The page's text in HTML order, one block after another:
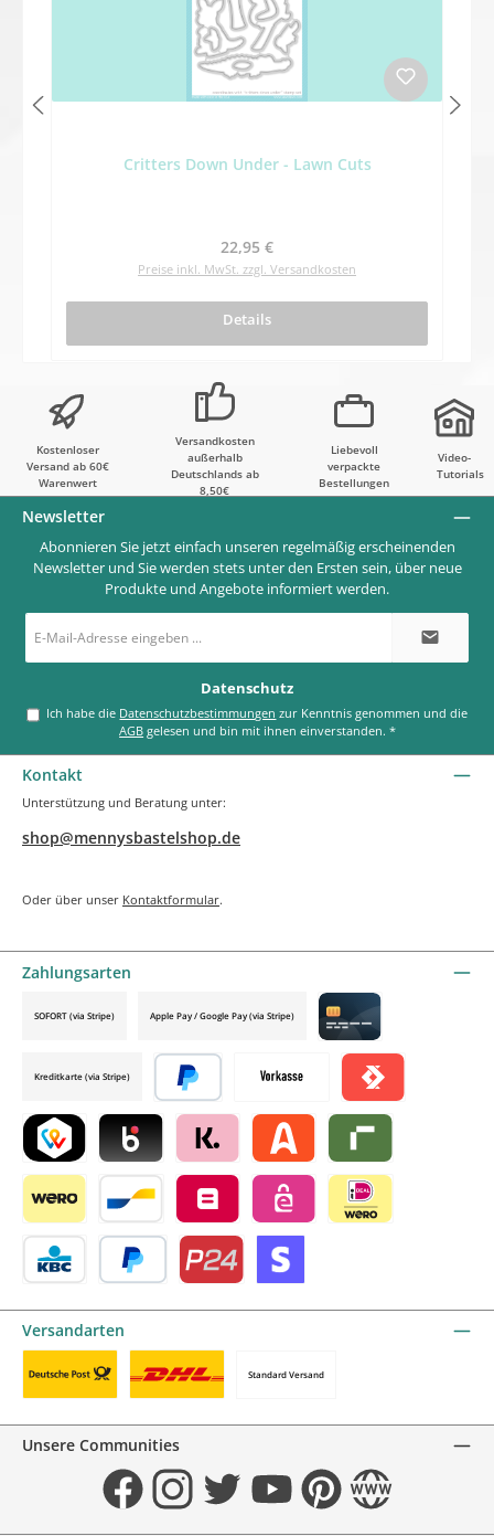
Critters Down Under - Lawn Cuts
Regulärer Preis:
22,95 €
Preise inkl. MwSt. zzgl. Versandkosten
Details
Kostenloser
Versand ab 60€
Warenwert
Versandkosten
außerhalb
Deutschlands ab
8,50€
Liebevoll
verpackte
Bestellungen
Video-
Tutorials
Newsletter
Abonnieren Sie jetzt einfach unseren regelmäßig erscheinenden
Newsletter und Sie werden stets unter den Ersten sein, über neue
Produkte und Angebote informiert werden.
Mail-
*
Datenschutz
Ich habe die Datenschutzbestimmungen
AGB gelesen und bin mit ihnen einverstanden.*
Kontakt
Unterstützung und Beratung unter:
shop@mennysbastelshop.de
Oder über unser Kontaktformular.
Zahlungsarten
Vorkasse Satispay by mollie
TWINT by mollieBlik by mollieKlarna by mollieAlma by mollieRiverty by mollie
Wero Bancontact by mollie
Belfius by mollieeps by mollie
SOFORT (via Stripe) Apple Pay / Google Pay (via Stripe)
Credit card by mollie
Kreditkarte (via Stripe)
Später bezahlen
Versandarten
Standard Versand
Unsere Communities
FacebookInstagramTwitter YouTubePinterestWebsite